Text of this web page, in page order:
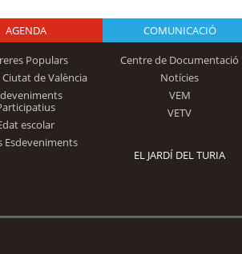
Logo Fundación
Trinidad Alfonso
AGENDA
Populars
de València
escolar
Esdeveniments
COMUNICACIÓ
Centre de Documentació
Notícies
VEM
VETV
EL JARDÍ DEL TURIA